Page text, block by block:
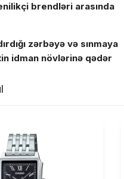
brendləri arasında
zərbəyə və sınmaya
idman növlərinə qədər
özəlliyi yüksək olan
ilə yanaşı
kolleksiyası xüsusilə
ilə, idman üslubunda
şıklığınızı